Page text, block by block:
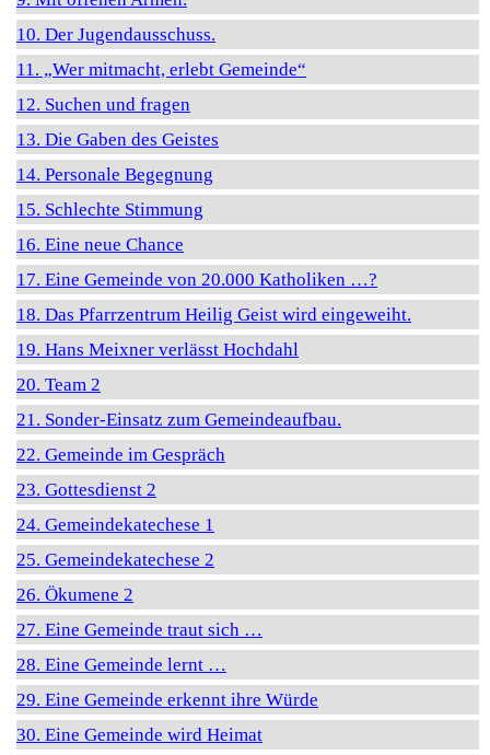
10. Der Jugendausschuss.
11. „Wer mitmacht, erlebt Gemeinde“
12. Suchen und fragen
13. Die Gaben des Geistes
14. Personale Begegnung
15. Schlechte Stimmung
16. Eine neue Chance
17. Eine Gemeinde von 20.000 Katholiken …?
18. Das Pfarrzentrum Heilig Geist wird eingeweiht.
19. Hans Meixner verlässt Hochdahl
20. Team 2
21. Sonder-Einsatz zum Gemeindeaufbau.
22. Gemeinde im Gespräch
23. Gottesdienst 2
24. Gemeindekatechese 1
25. Gemeindekatechese 2
26. Ökumene 2
27. Eine Gemeinde traut sich …
28. Eine Gemeinde lernt …
29. Eine Gemeinde erkennt ihre Würde
30. Eine Gemeinde wird Heimat